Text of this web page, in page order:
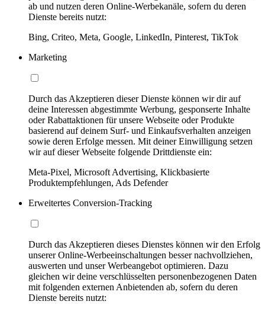
ab und nutzen deren Online-Werbekanäle, sofern du deren
Dienste bereits nutzt:
Bing, Criteo, Meta, Google, LinkedIn, Pinterest, TikTok
Marketing
Durch das Akzeptieren dieser Dienste können wir dir auf
deine Interessen abgestimmte Werbung, gesponserte Inhalte
oder Rabattaktionen für unsere Webseite oder Produkte
basierend auf deinem Surf- und Einkaufsverhalten anzeigen
sowie deren Erfolge messen. Mit deiner Einwilligung setzen
wir auf dieser Webseite folgende Drittdienste ein:
Meta-Pixel, Microsoft Advertising, Klickbasierte
Produktempfehlungen, Ads Defender
Erweitertes Conversion-Tracking
Durch das Akzeptieren dieses Dienstes können wir den Erfolg
unserer Online-Werbeeinschaltungen besser nachvollziehen,
auswerten und unser Werbeangebot optimieren. Dazu
gleichen wir deine verschlüsselten personenbezogenen Daten
mit folgenden externen Anbietenden ab, sofern du deren
Dienste bereits nutzt: